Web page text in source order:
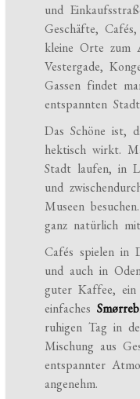
und
Geschäfte,
kleine Orte zum
Vestergade,
Gassen findet
entspannten
Das Schöne ist,
hektisch wirkt.
Stadt laufen, in
und
Museen
ganz natürlich
Cafés spielen in
und auch in
guter Kaffee,
einfaches
ruhigen Tag in
Mischung aus
entspannter
angenehm.